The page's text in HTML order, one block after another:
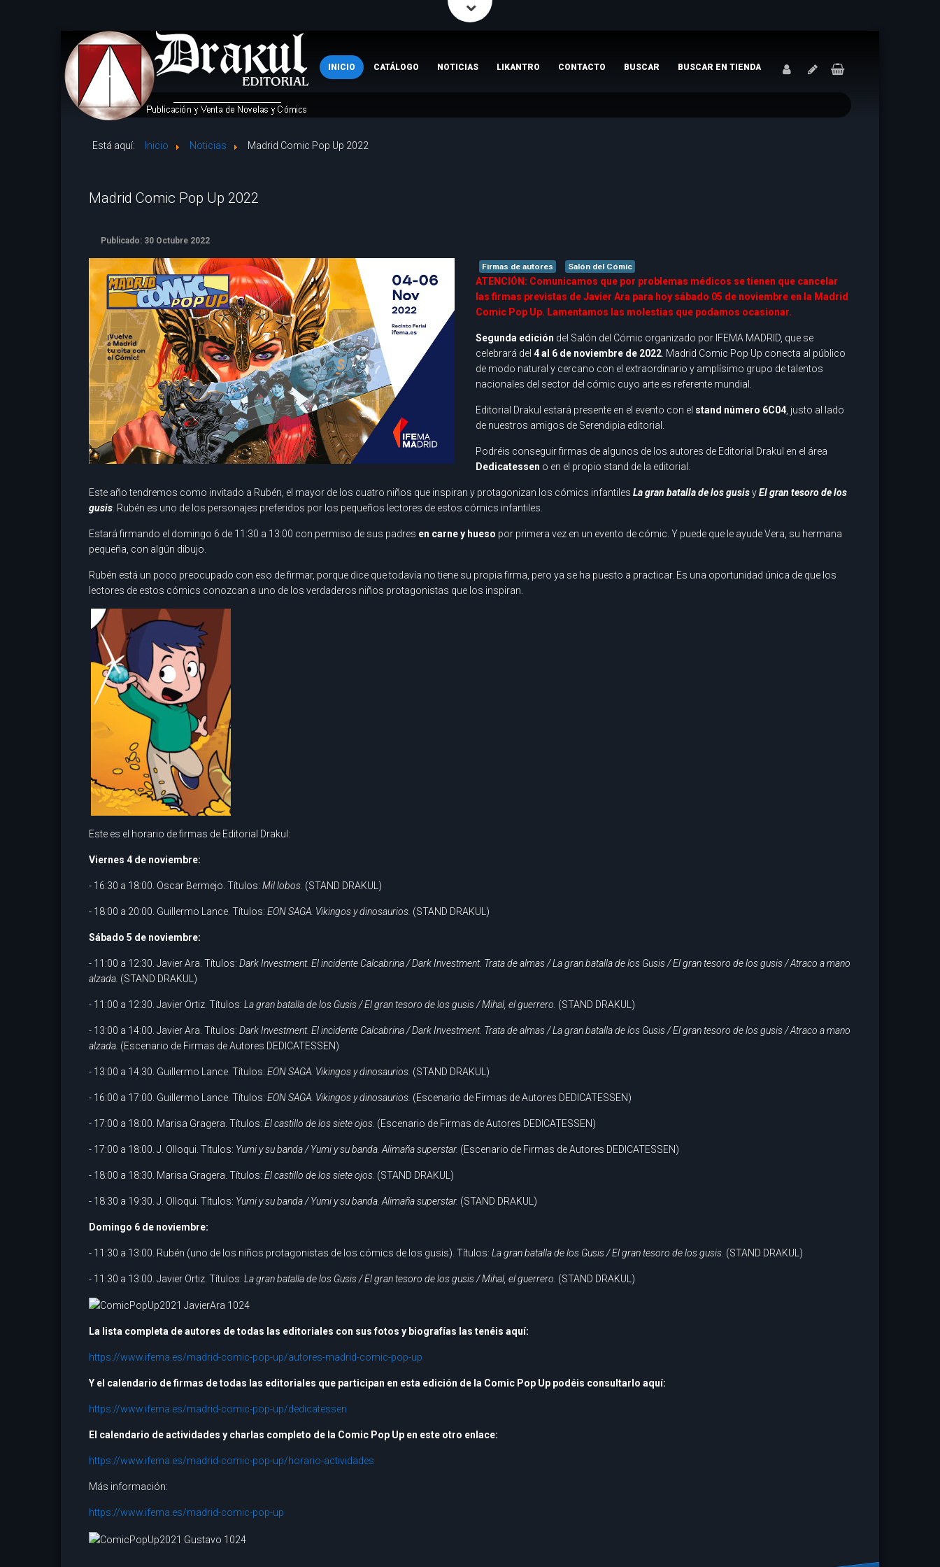
INICIO CATÁLOGO NOTICIAS LIKANTRO CONTACTO BUSCAR BUSCAR EN TIENDA
Está aquí: Inicio Noticias Madrid Comic Pop Up 2022
Madrid Comic Pop Up 2022
Publicado: 30 Octubre 2022
Firmas de autores Salón del Cómic
ATENCIÓN: Comunicamos que por problemas médicos se tienen que cancelar
las firmas previstas de Javier Ara para hoy sábado 05 de noviembre en la Madrid
Comic Pop Up. Lamentamos las molestias que podamos ocasionar.
Segunda edición del Salón del Cómic organizado por IFEMA MADRID, que se
celebrará del 4 al 6 de noviembre de 2022 . Madrid Comic Pop Up conecta al público
de modo natural y cercano con el extraordinario y amplísimo grupo de talentos
nacionales del sector del cómic cuyo arte es referente mundial.
Editorial Drakul estará presente en el evento con el stand número 6C04 , justo al lado
de nuestros amigos de Serendipia editorial.
Podréis conseguir firmas de algunos de los autores de Editorial Drakul en el área
Dedicatessen o en el propio stand de la editorial.
Este año tendremos como invitado a Rubén, el mayor de los cuatro niños que inspiran y protagonizan los cómics infantiles La gran batalla de los gusisyEl gran tesoro de los
gusis . Rubén es uno de los personajes preferidos por los pequeños lectores de estos cómics infantiles.
Estará firmando el domingo 6 de 11:30 a 13:00 con permiso de sus padres en carne y hueso por primera vez en un evento de cómic. Y puede que le ayude Vera, su hermana
pequeña, con algún dibujo.
Rubén está un poco preocupado con eso de firmar, porque dice que todavía no tiene su propia firma, pero ya se ha puesto a practicar. Es una oportunidad única de que los
lectores de estos cómics conozcan a uno de los verdaderos niños protagonistas que los inspiran.
Este es el horario de firmas de Editorial Drakul:
Viernes 4 de noviembre:
- 16:30 a 18:00. Oscar Bermejo. Títulos: Mil lobos. (STAND DRAKUL)
- 18:00 a 20:00. Guillermo Lance. Títulos: EON SAGA. Vikingos y dinosaurios. (STAND DRAKUL)
Sábado 5 de noviembre:
- 11:00 a 12:30. Javier Ara. Títulos: Dark Investment. El incidente Calcabrina / Dark Investment. Trata de almas / La gran batalla de los Gusis / El gran tesoro de los gusis / Atraco a mano
alzada. (STAND DRAKUL)
- 11:00 a 12:30. Javier Ortiz. Títulos: La gran batalla de los Gusis / El gran tesoro de los gusis / Mihal, el guerrero. (STAND DRAKUL)
- 13:00 a 14:00. Javier Ara. Títulos: Dark Investment. El incidente Calcabrina / Dark Investment. Trata de almas / La gran batalla de los Gusis / El gran tesoro de los gusis / Atraco a mano
alzada. (Escenario de Firmas de Autores DEDICATESSEN)
- 13:00 a 14:30. Guillermo Lance. Títulos: EON SAGA. Vikingos y dinosaurios. (STAND DRAKUL)
- 16:00 a 17:00. Guillermo Lance. Títulos: EON SAGA. Vikingos y dinosaurios. (Escenario de Firmas de Autores DEDICATESSEN)
- 17:00 a 18:00. Marisa Gragera. Títulos: El castillo de los siete ojos . (Escenario de Firmas de Autores DEDICATESSEN)
- 17:00 a 18:00. J. Olloqui. Títulos: Yumi y su banda / Yumi y su banda. Alimaña superstar. (Escenario de Firmas de Autores DEDICATESSEN)
- 18:00 a 18:30. Marisa Gragera. Títulos: El castillo de los siete ojos . (STAND DRAKUL)
- 18:30 a 19:30. J. Olloqui. Títulos: Yumi y su banda / Yumi y su banda. Alimaña superstar. (STAND DRAKUL)
Domingo 6 de noviembre:
- 11:30 a 13:00. Rubén (uno de los niños protagonistas de los cómics de los gusis). Títulos: La gran batalla de los Gusis / El gran tesoro de los gusis. (STAND DRAKUL)
- 11:30 a 13:00. Javier Ortiz. Títulos: La gran batalla de los Gusis / El gran tesoro de los gusis / Mihal, el guerrero. (STAND DRAKUL)
La lista completa de autores de todas las editoriales con sus fotos y biografías las tenéis aquí:
https://www.ifema.es/madrid-comic-pop-up/autores-madrid-comic-pop-up
Y el calendario de firmas de todas las editoriales que participan en esta edición de la Comic Pop Up podéis consultarlo aquí:
https://www.ifema.es/madrid-comic-pop-up/dedicatessen
El calendario de actividades y charlas completo de la Comic Pop Up en este otro enlace:
https://www.ifema.es/madrid-comic-pop-up/horario-actividades
Más información:
https://www.ifema.es/madrid-comic-pop-up